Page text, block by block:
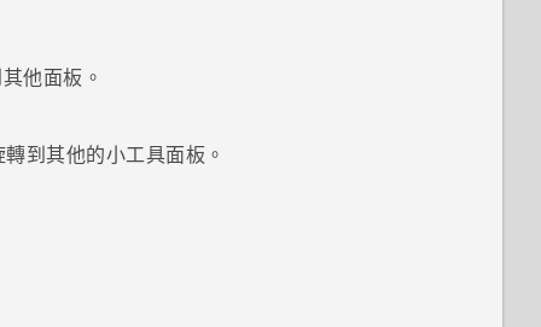
他面板。
到其他的小工具面板。